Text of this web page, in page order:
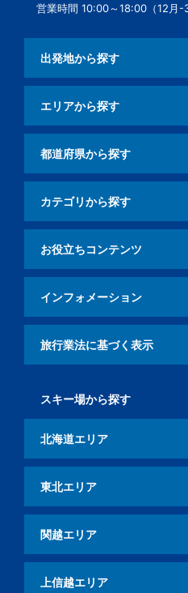
営業時間 10:00～18:00（12月-3
出発地から探す
エリアから探す
都道府県から探す
カテゴリから探す
お役立ちコンテンツ
インフォメーション
旅行業法に基づく表示
スキー場から探す
北海道エリア
東北エリア
関越エリア
上信越エリア